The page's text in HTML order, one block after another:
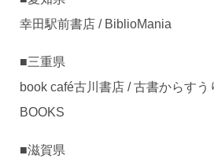
幸田駅前書店 / BiblioMania
■三重県
book café古川書店 / 古書からす
BOOKS
■滋賀県